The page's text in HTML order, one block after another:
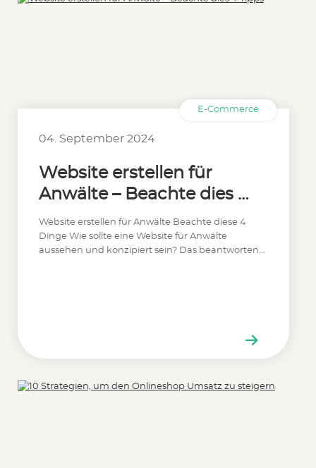
E-Commerce
04. September 2024
Website erstellen für
Anwälte – Beachte dies 4
Tipps
Website erstellen für Anwälte Beachte diese 4
Dinge Wie sollte eine Website für Anwälte
aussehen und konzipiert sein? Das beantworten…